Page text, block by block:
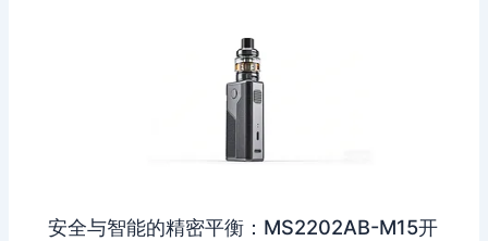
安全与智能的精密平衡：MS2202AB-M15开